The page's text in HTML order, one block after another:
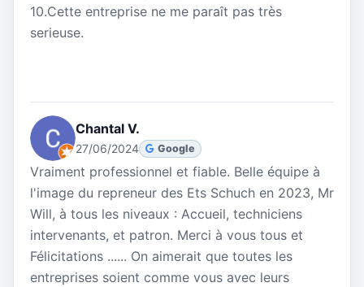
10.Cette entreprise ne me paraît pas très
serieuse.
Chantal V.
27/06/2024 Google
Vraiment professionnel et fiable. Belle équipe à
l'image du repreneur des Ets Schuch en 2023, Mr
Will, à tous les niveaux : Accueil, techniciens
intervenants, et patron. Merci à vous tous et
Félicitations ...... On aimerait que toutes les
entreprises soient comme vous avec leurs